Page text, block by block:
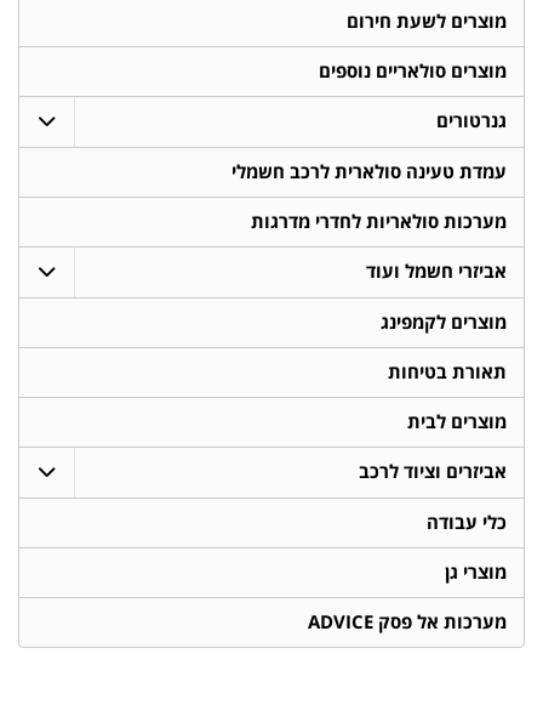
מוצרים לשעת חירום
מוצרים סולאריים נוספים
גנרטורים
עמדת טעינה סולארית לרכב חשמלי
מערכות סולאריות לחדרי מדרגות
אביזרי חשמל ועוד
מוצרים לקמפינג
תאורת בטיחות
מוצרים לבית
אביזרים וציוד לרכב
כלי עבודה
מוצרי גן
מערכות אל פסק ADVICE